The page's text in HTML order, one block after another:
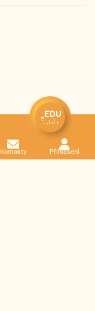
Kontakty Přihlášení